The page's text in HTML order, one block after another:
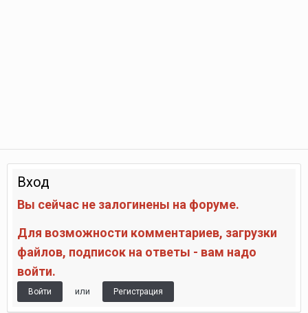
Вход
Вы сейчас не залогинены на форуме.
Для возможности комментариев, загрузки
файлов, подписок на ответы - вам надо
войти.
Войти или Регистрация